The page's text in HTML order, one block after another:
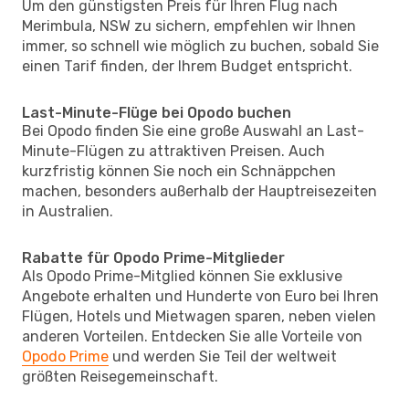
Um den günstigsten Preis für Ihren Flug nach
Merimbula, NSW zu sichern, empfehlen wir Ihnen
immer, so schnell wie möglich zu buchen, sobald Sie
einen Tarif finden, der Ihrem Budget entspricht.
Last-Minute-Flüge bei Opodo buchen
Bei Opodo finden Sie eine große Auswahl an Last-
Minute-Flügen zu attraktiven Preisen. Auch
kurzfristig können Sie noch ein Schnäppchen
machen, besonders außerhalb der Hauptreisezeiten
in Australien.
Rabatte für Opodo Prime-Mitglieder
Als Opodo Prime-Mitglied können Sie exklusive
Angebote erhalten und Hunderte von Euro bei Ihren
Flügen, Hotels und Mietwagen sparen, neben vielen
anderen Vorteilen. Entdecken Sie alle Vorteile von
Opodo Prime und werden Sie Teil der weltweit
größten Reisegemeinschaft.